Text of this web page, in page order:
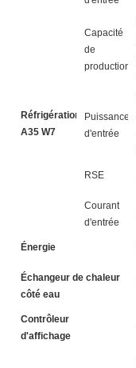
Réfrigération4
A35 W7
Capacité
de
production
Puissance
d'entrée
RSE
Courant
d'entrée
Énergie
Échangeur de chaleur
côté eau
Contrôleur
d'affichage